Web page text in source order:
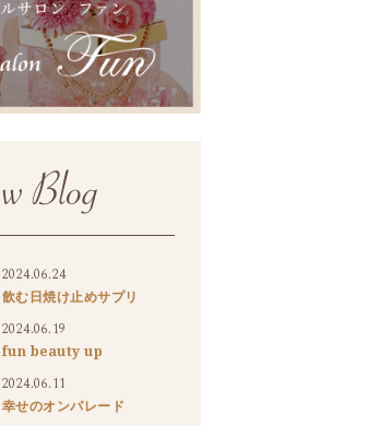
2024.06.24
飲む日焼け止めサプリ
2024.06.19
fun beauty up
2024.06.11
幸せのオンパレード